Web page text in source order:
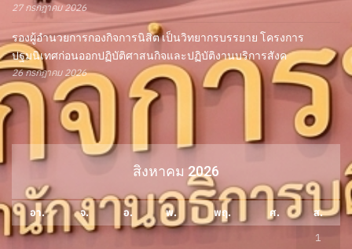
27 กรกฎาคม 2026
รองผู้อำนวยการกองกิจการนิสิต เป็นวิทยากรบรรยาย โครงการ
ปฐมนิเทศก่อนออกปฏิบัติศาสนกิจและปฏิบัติงานบริการสังค
26 กรกฎาคม 2026
สิงหาคม 2026
อา. จ. อ. พ. พฤ. ศ.
ส.
1